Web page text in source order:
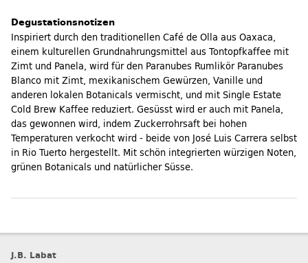
Degustationsnotizen
Inspiriert durch den traditionellen Café de Olla aus Oaxaca,
einem kulturellen Grundnahrungsmittel aus Tontopfkaffee mit
Zimt und Panela, wird für den Paranubes Rumlikör Paranubes
Blanco mit Zimt, mexikanischem Gewürzen, Vanille und
anderen lokalen Botanicals vermischt, und mit Single Estate
Cold Brew Kaffee reduziert. Gesüsst wird er auch mit Panela,
das gewonnen wird, indem Zuckerrohrsaft bei hohen
Temperaturen verkocht wird - beide von José Luis Carrera selbst
in Rio Tuerto hergestellt. Mit schön integrierten würzigen Noten,
grünen Botanicals und natürlicher Süsse.
J.B. Labat